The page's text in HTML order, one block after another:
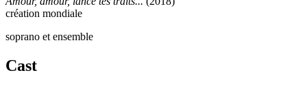
création mondiale
soprano et ensemble
Cast